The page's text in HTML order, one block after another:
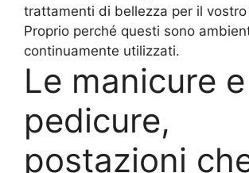
trattamenti di bellezza per il vostro
Proprio perché questi sono
continuamente utilizzati.
Le manicure
pedicure,
postazioni